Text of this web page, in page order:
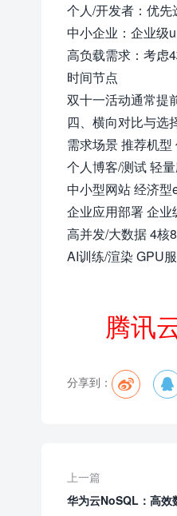
个人/开发者：优先
中小企业：企业级
高负载需求：考虑
时间节点
双十一活动通常提
四、横向对比与选
需求场景 推荐机
个人博客/测试 轻
中小型网站 经济
企业应用部署 企
高并发/大数据 4核
AI训练/渲染 GPU
腾讯
分享到：  
上一篇
华为云NoSQL：高效